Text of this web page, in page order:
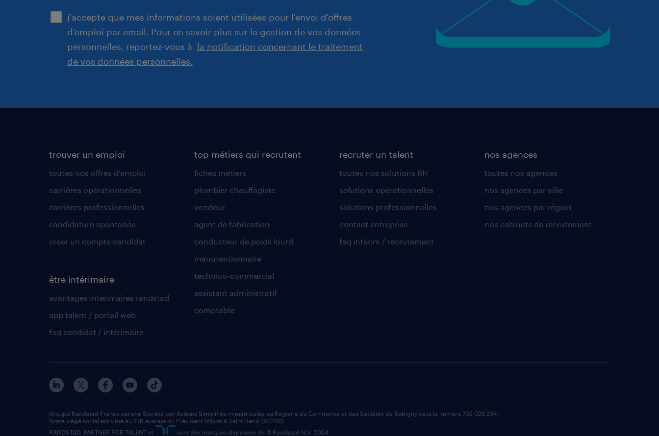
j'accepte que mes informations soient utilisées pour l'envoi d'offres
d'emploi par email. Pour en savoir plus sur la gestion de vos données
personnelles, reportez-vous à la notification concernant le traitement
de vos données personnelles.
trouver un emploi
toutes nos offres d'emploi
carrières opérationnelles
carrières professionnelles
candidature spontanée
créer un compte candidat
être intérimaire
avantages intérimaires randstad
app talent / portail web
faq candidat / intérimaire
top métiers qui recrutent
fiches métiers
plombier chauffagiste
vendeur
agent de fabrication
conducteur de poids lourd
manutentionnaire
technico-commercial
assistant administratif
comptable
recruter un talent
toutes nos solutions RH
solutions opérationnelles
solutions professionnelles
contact entreprise
faq intérim / recrutement
nos agences
toutes nos agences
nos agences par ville
nos agences par région
nos cabinets de recrutement
Groupe Randstad France est une Société par Actions Simplifiée immatriculée au Registre du Commerce et des Sociétés de Bobigny sous le numéro 702 028 234.
Notre siège social est situé au 276 avenue du Président Wilson à Saint Denis (93200).
RANDSTAD, PARTNER FOR TALENT et
sont des marques déposées de © Randstad N.V. 2024.